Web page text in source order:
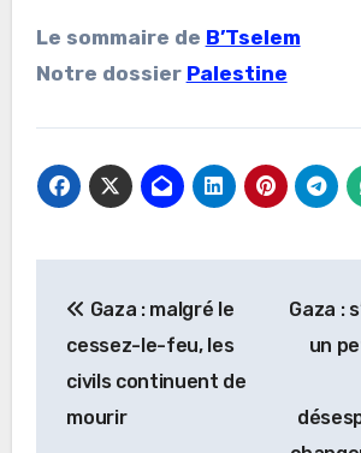
Le sommaire de B’Tselem
Notre dossier Palestine
de
l’article
Gaza : malgré le
cessez-le-feu, les
civils continuent de
mourir
Gaza :
un